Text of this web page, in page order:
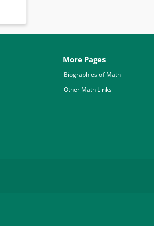
More Pages
Biographies of Math
Other Math Links